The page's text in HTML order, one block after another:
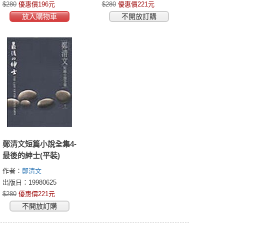
$280 優惠價196元
放入購物車
$280 優惠價221元
不開放訂購
鄭清文短篇小說全集4-
最後的紳士(平裝)
作者： 鄭清文
出版日：19980625
$280 優惠價221元
不開放訂購